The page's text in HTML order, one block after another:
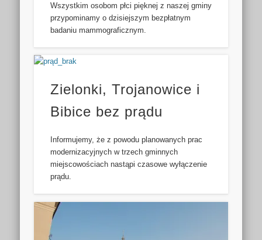
Wszystkim osobom płci pięknej z naszej gminy
przypominamy o dzisiejszym bezpłatnym
badaniu mammograficznym.
Zielonki, Trojanowice i
Bibice bez prądu
Informujemy, że z powodu planowanych prac
modernizacyjnych w trzech gminnych
miejscowościach nastąpi czasowe wyłączenie
prądu.